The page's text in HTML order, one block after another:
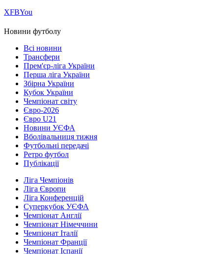
ХFBYou
Новини футболу
Всі новини
Трансфери
Прем'єр-ліга України
Перша ліга України
Збірна України
Кубок України
Чемпіонат світу
Євро-2026
Євро U21
Новини УЄФА
Вболівальниця тижня
Футбольні передачі
Ретро футбол
Публікації
Ліга Чемпіонів
Ліга Європи
Ліга Конференцій
Суперкубок УЄФА
Чемпіонат Англії
Чемпіонат Німеччини
Чемпіонат Італії
Чемпіонат Франції
Чемпіонат Іспанії